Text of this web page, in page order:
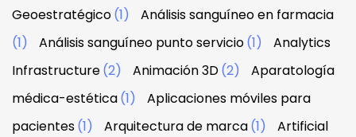
Geoestratégico(1)
Análisis sanguíneo en farmacia
(1)
Análisis sanguíneo punto servicio(1)
Analytics
Infrastructure(2) Animación 3D(2)
Aparatología
médica-estética(1)
Aplicaciones móviles para
pacientes(1) Arquitectura de marca(1)
Artificial